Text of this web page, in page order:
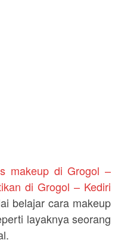
makeup di Grogol –
di Grogol – Kediri
belajar cara makeup
layaknya seorang